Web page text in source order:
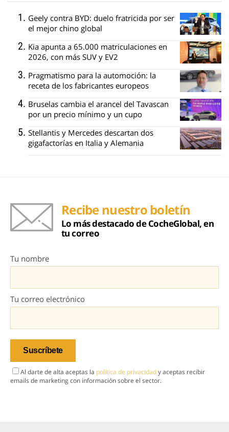
Geely contra BYD: duelo fratricida por ser
el mejor chino global
Kia apunta a 65.000 matriculaciones en
2026, con más SUV y EV2
Pragmatismo para la automoción: la
receta de los fabricantes europeos
Bruselas cambia el arancel del Tavascan
por un precio mínimo y un cupo
Stellantis y Mercedes descartan dos
gigafactorías en Italia y Alemania
Recibe nuestro boletín
Lo más destacado de CocheGlobal, en
tu correo
Tu nombre
Tu correo electrónico
Al darte de alta aceptas la política de privacidady aceptas recibir
emails de marketing con información sobre el sector.